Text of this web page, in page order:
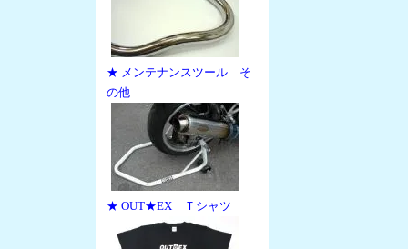
★ メンテナンスツール そ
の他
★ OUT★EX Ｔシャツ